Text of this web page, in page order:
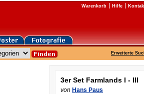
Warenkorb Hilfe
Erweiterte
3er Set Farmlands I - III
von Hans Paus